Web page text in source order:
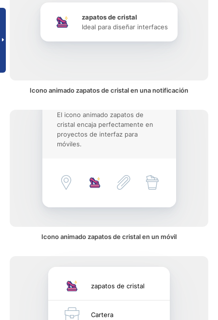
zapatos de cristal
Ideal para diseñar interfaces
Icono animado zapatos de cristal en una notificación
El icono animado zapatos de
cristal encaja perfectamente en
proyectos de interfaz para
móviles.
Icono animado zapatos de cristal en un móvil
zapatos de cristal
Cartera